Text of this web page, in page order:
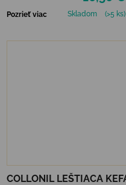
Pozrieť viac Skladom (>5 ks)
COLLONIL LEŠTIACA